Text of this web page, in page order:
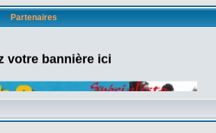
Partenaires
votre bannière ici